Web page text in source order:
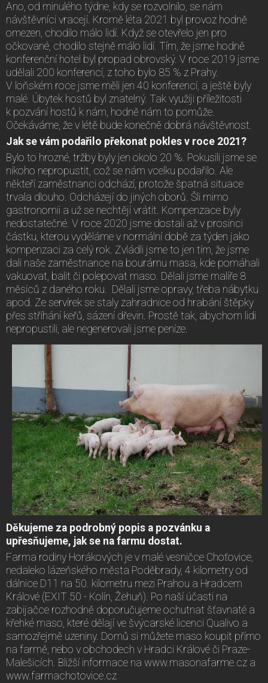
Ano, od minulého týdne, kdy se rozvolnilo, se nám
návštěvníci vracejí. Kromě léta 2021 byl provoz hodně
omezen, chodilo málo lidí. Když se otevřelo jen pro
očkované, chodilo stejně málo lidí. Tím, že jsme hodně
konferenční hotel byl propad obrovský. V roce 2019 jsme
udělali 200 konferencí, z toho bylo 85 % z Prahy.
V loňském roce jsme měli jen 40 konferencí, a ještě byly
malé. Úbytek hostů byl znatelný. Tak využiji příležitosti
k pozvání hostů k nám, hodně nám to pomůže.
Očekáváme, že v létě bude konečně dobrá návštěvnost.
Jak se vám podařilo překonat pokles v roce 2021?
Bylo to hrozné, tržby byly jen okolo 20 %. Pokusili jsme se
nikoho nepropustit, což se nám vcelku podařilo. Ale
někteří zaměstnanci odchází, protože špatná situace
trvala dlouho. Odcházejí do jiných oborů. Šli mimo
gastronomii a už se nechtějí vrátit. Kompenzace byly
nedostatečné. V roce 2020 jsme dostali až v prosinci
částku, kterou vyděláme v normální době za týden jako
kompenzaci za celý rok. Zvládli jsme to jen tím, že jsme
dali naše zaměstnance na bourárnu masa, kde pomáhali
vakuovat, balit či polepovat maso. Dělali jsme malíře 8
měsíců z daného roku. Dělali jsme opravy, třeba nábytku
apod. Ze servírek se staly zahradnice od hrabání štěpky
přes stříhání keřů, sázení dřevin. Prostě tak, abychom lidi
nepropustili, ale negenerovali jsme peníze.
Děkujeme za podrobný popis a pozvánku a
upřesňujeme, jak se na farmu dostat.
Farma rodiny Horákových je v malé vesničce Choťovice,
nedaleko lázeňského města Poděbrady, 4 kilometry od
dálnice D11 na 50. kilometru mezi Prahou a Hradcem
Králové (EXIT 50 - Kolín, Žehuň). Po naší účasti na
zabijačce rozhodně doporučujeme ochutnat šťavnaté a
křehké maso, které dělají ve švýcarské licenci Qualivo a
samozřejmě uzeniny. Domů si můžete maso koupit přímo
na farmě, nebo v obchodech v Hradci Králové či Praze-
Malešicích. Bližší informace na www.masonafarme.cz a
www.farmachotovice.cz